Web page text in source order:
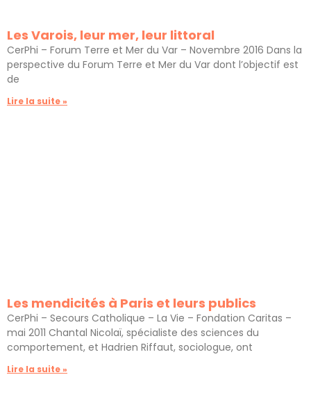
Les Varois, leur mer, leur littoral
CerPhi – Forum Terre et Mer du Var – Novembre 2016 Dans la
perspective du Forum Terre et Mer du Var dont l’objectif est
de
Lire la suite »
Les mendicités à Paris et leurs publics
CerPhi – Secours Catholique – La Vie – Fondation Caritas –
mai 2011 Chantal Nicolaï, spécialiste des sciences du
comportement, et Hadrien Riffaut, sociologue, ont
Lire la suite »